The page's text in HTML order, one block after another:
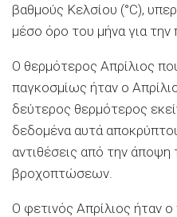
βαθμούς Κελσίου (°C),
μέσο όρο του μήνα για την
Ο θερμότερος Απρίλιος
παγκοσμίως ήταν ο
δεύτερος θερμότερος
δεδομένα αυτά
αντιθέσεις από την
βροχοπτώσεων.
Ο φετινός Απρίλιος ήταν